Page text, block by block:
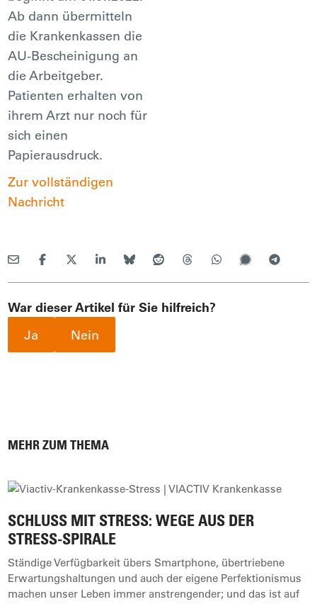
Ab dann übermitteln
die Krankenkassen die
AU-Bescheinigung an
die Arbeitgeber.
Patienten erhalten von
ihrem Arzt nur noch für
sich einen
Papierausdruck.
Zur vollständigen
Nachricht
War dieser Artikel für Sie hilfreich?
Ja
Nein
MEHR ZUM THEMA
SCHLUSS MIT STRESS: WEGE AUS DER
STRESS-SPIRALE
Ständige Verfügbarkeit übers Smartphone, übertriebene
Erwartungshaltungen und auch der eigene Perfektionismus
machen unser Leben immer anstrengender; und das ist auf